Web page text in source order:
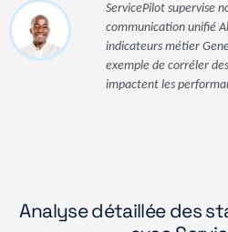
ServicePilot supervise
communication unifié
indicateurs métier
exemple de corréler
impactent les
Analyse détaillée des